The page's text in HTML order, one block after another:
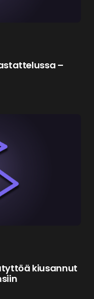
–
kiusannut